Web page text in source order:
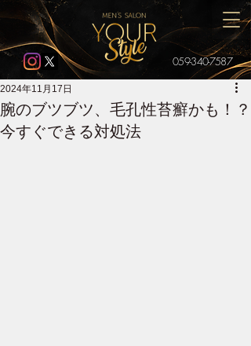
059-340-7587
腕のブツブツ、毛孔性苔癬かも！？
今すぐできる対処法
2024年11月17日